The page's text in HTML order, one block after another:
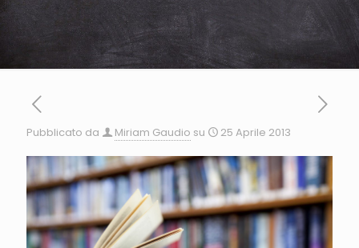
Pubblicato da Miriam Gaudio su 25 Aprile 2013